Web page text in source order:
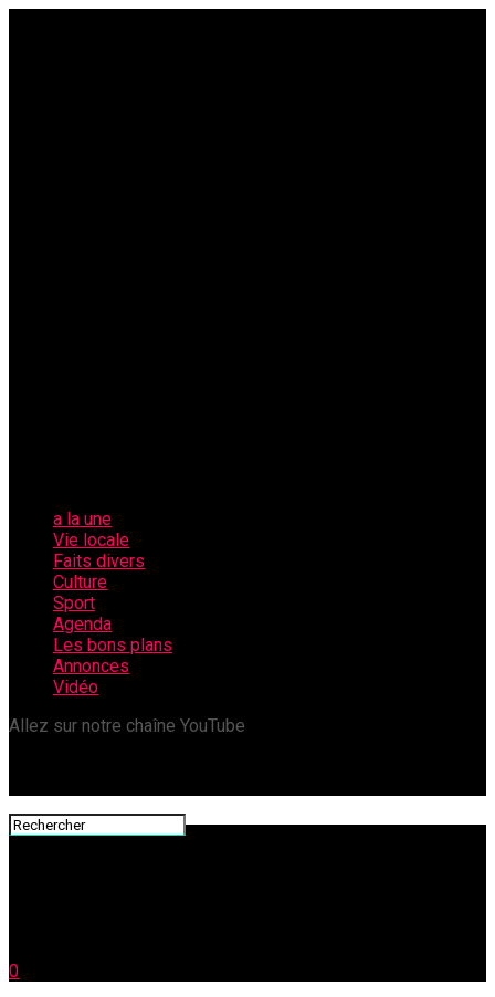
a la une
Vie locale
Faits divers
Culture
Sport
Agenda
Les bons plans
Annonces
Vidéo
Allez sur notre chaîne YouTube
0